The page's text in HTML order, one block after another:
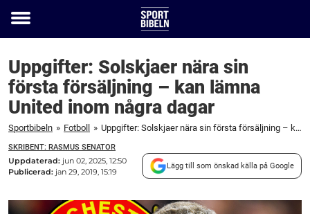
Toggle
Uppgifter: Solskjaer nära sin
första försäljning – kan lämna
United inom några dagar
Sportbibeln » Fotboll » Uppgifter: Solskjaer nära sin första försäljning – kan lämna United inom några dagar
SKRIBENT: RASMUS SENATOR
Uppdaterad: jun 02, 2025, 12:50
Publicerad: jan 29, 2019, 15:19
Lägg till som önskad källa på Google